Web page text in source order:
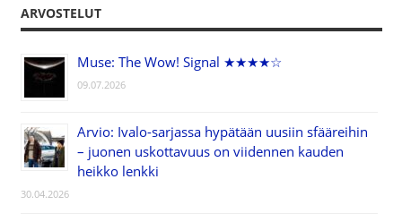
ARVOSTELUT
Muse: The Wow! Signal ★★★★☆
09.07.2026
Arvio: Ivalo-sarjassa hypätään uusiin sfääreihin
– juonen uskottavuus on viidennen kauden
heikko lenkki
30.04.2026